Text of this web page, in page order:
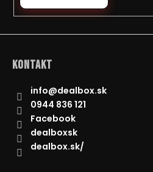
Kontakt
info@dealbox.sk
0944 836 121
Facebook
dealboxsk
dealbox.sk/